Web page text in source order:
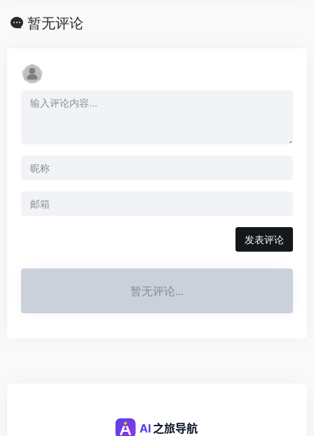
暂无评论
发表评论
暂无评论...